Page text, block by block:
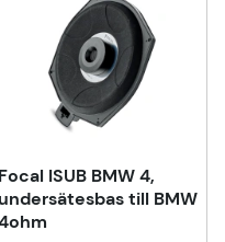
Focal ISUB BMW 4,
undersätesbas till BMW